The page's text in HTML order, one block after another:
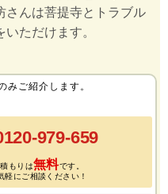
さんは菩提寺とトラブル
ただけます。
みご紹介します。
979-659
積もりは無料です。
軽にご相談ください！